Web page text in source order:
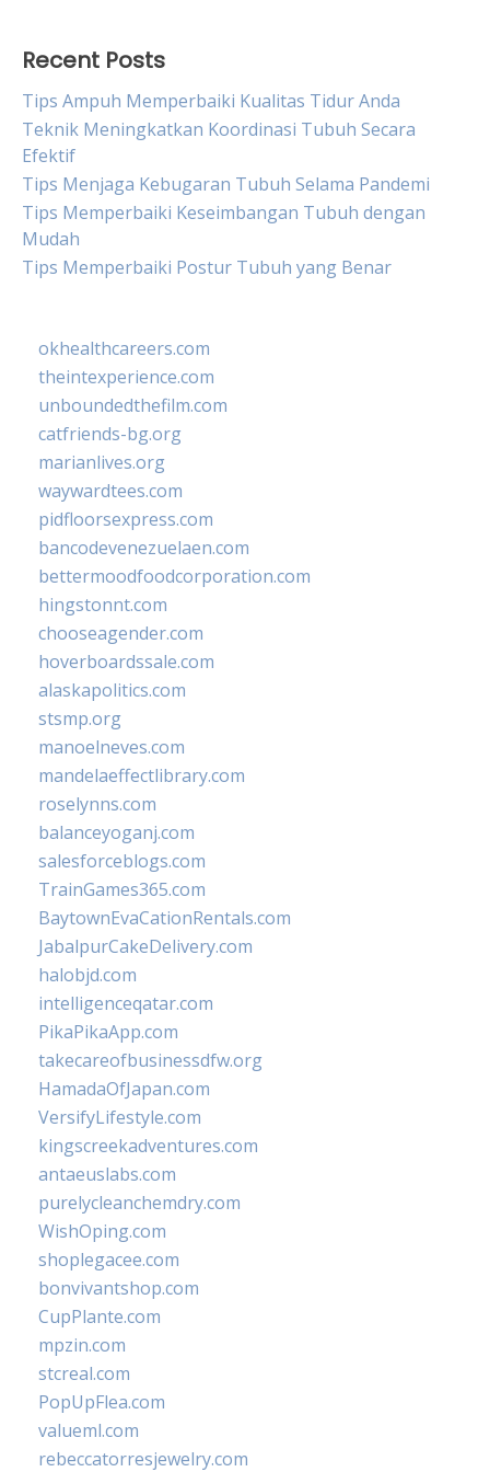
Recent Posts
Tips Ampuh Memperbaiki Kualitas Tidur Anda
Teknik Meningkatkan Koordinasi Tubuh Secara
Efektif
Tips Menjaga Kebugaran Tubuh Selama Pandemi
Tips Memperbaiki Keseimbangan Tubuh dengan
Mudah
Tips Memperbaiki Postur Tubuh yang Benar
okhealthcareers.com
theintexperience.com
unboundedthefilm.com
catfriends-bg.org
marianlives.org
waywardtees.com
pidfloorsexpress.com
bancodevenezuelaen.com
bettermoodfoodcorporation.com
hingstonnt.com
chooseagender.com
hoverboardssale.com
alaskapolitics.com
stsmp.org
manoelneves.com
mandelaeffectlibrary.com
roselynns.com
balanceyoganj.com
salesforceblogs.com
TrainGames365.com
BaytownEvaCationRentals.com
JabalpurCakeDelivery.com
halobjd.com
intelligenceqatar.com
PikaPikaApp.com
takecareofbusinessdfw.org
HamadaOfJapan.com
VersifyLifestyle.com
kingscreekadventures.com
antaeuslabs.com
purelycleanchemdry.com
WishOping.com
shoplegacee.com
bonvivantshop.com
CupPlante.com
mpzin.com
stcreal.com
PopUpFlea.com
valueml.com
rebeccatorresjewelry.com